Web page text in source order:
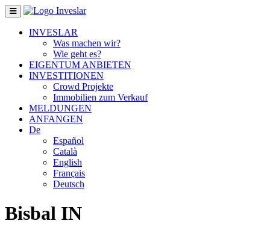
INVESLAR
Was machen wir?
Wie geht es?
EIGENTUM ANBIETEN
INVESTITIONEN
Crowd Projekte
Immobilien zum Verkauf
MELDUNGEN
ANFANGEN
De
Español
Català
English
Français
Deutsch
Bisbal IN